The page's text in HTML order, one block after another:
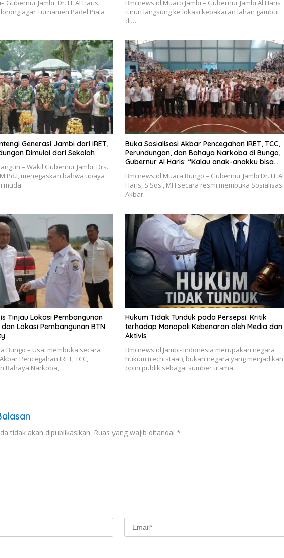
Gubernur Jambi, Dr. H. Al Haris,
agar Turnamen Padel Piala
Bmcnews.id,Muaro Jambi – Gubernur Jambi Al Haris
turun langsung ke lokasi kebakaran lahan gambut
di…
Generasi Jambi dari IRET,
Dimulai dari Sekolah
– Wakil Gubernur Jambi, Drs.
menegaskan bahwa upaya
muda…
Buka Sosialisasi Akbar Pencegahan IRET, TCC,
Perundungan, dan Bahaya Narkoba di Bungo,
Gubernur Al Haris: “Kalau anak-anakku bisa
tangan”
Bmcnews.id,Muara Bungo – Gubernur Jambi Dr. H. Al
Haris, S.Sos., MH secara resmi membuka Sosialisasi
Akbar…
Tinjau Lokasi Pembangunan
Lokasi Pembangunan BTN
Bungo – Usai membuka secara
Pencegahan IRET, TCC,
Bahaya Narkoba,…
Hukum Tidak Tunduk pada Persepsi: Kritik
terhadap Monopoli Kebenaran oleh Media dan
Aktivis
Bmcnews.id,Jambi- Indonesia merupakan negara
hukum (rechtstaat), bukan negara yang menjadikan
opini publik sebagai sumber utama…
tidak akan dipublikasikan. Ruas yang wajib ditandai *